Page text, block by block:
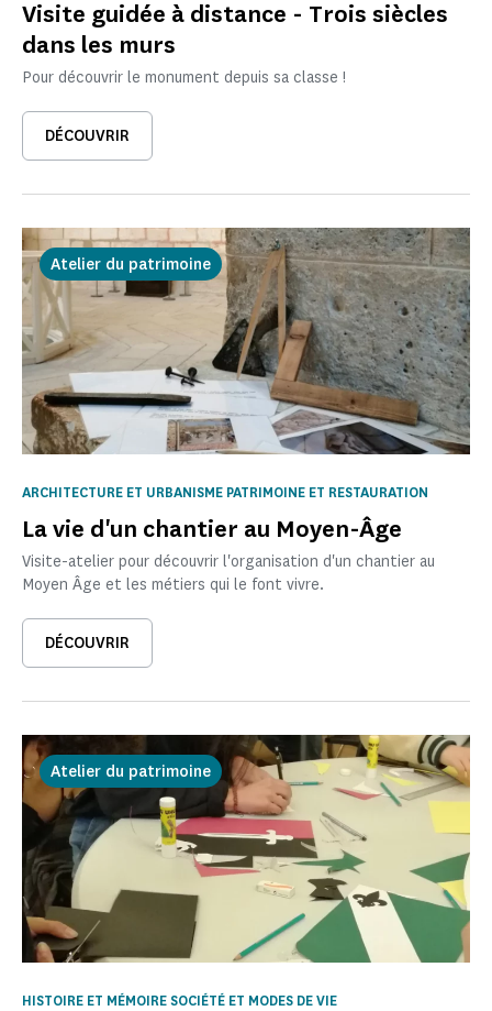
Visite guidée à distance - Trois siècles
dans les murs
Pour découvrir le monument depuis sa classe !
DÉCOUVRIR
Atelier du patrimoine
La vie d'un chantier au Moyen-Âge
ARCHITECTURE ET URBANISME PATRIMOINE ET RESTAURATION
Visite-atelier pour découvrir l'organisation d'un chantier au
Moyen Âge et les métiers qui le font vivre.
DÉCOUVRIR
Atelier du patrimoine
HISTOIRE ET MÉMOIRE SOCIÉTÉ ET MODES DE VIE